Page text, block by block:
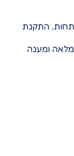
התקנת
מלאה ומענה